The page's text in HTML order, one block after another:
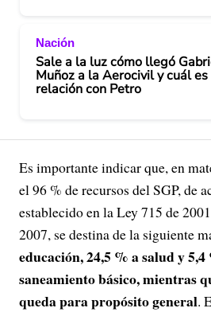
Nación
Sale a la luz cómo llegó
Muñoz a la Aerocivil y cuál es
relación con Petro
Es importante indicar que, en
el 96 % de recursos del SGP, de
establecido en la Ley 715 de
2007, se destina de la siguiente
educación, 24,5 % a salud y
saneamiento básico, mientras
queda para propósito general.